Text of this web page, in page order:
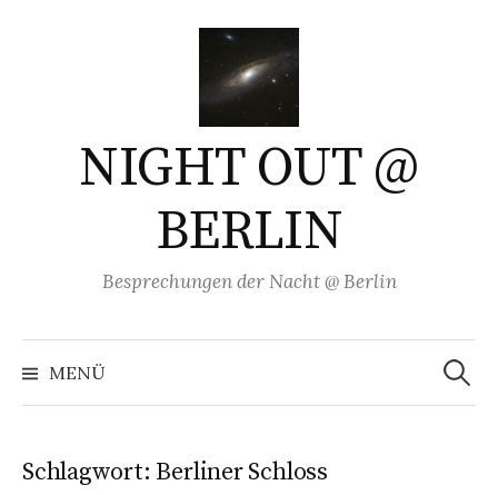
NIGHT OUT @
BERLIN
Besprechungen der Nacht @ Berlin
MENÜ
Suchen
nach:
Schlagwort: Berliner Schloss